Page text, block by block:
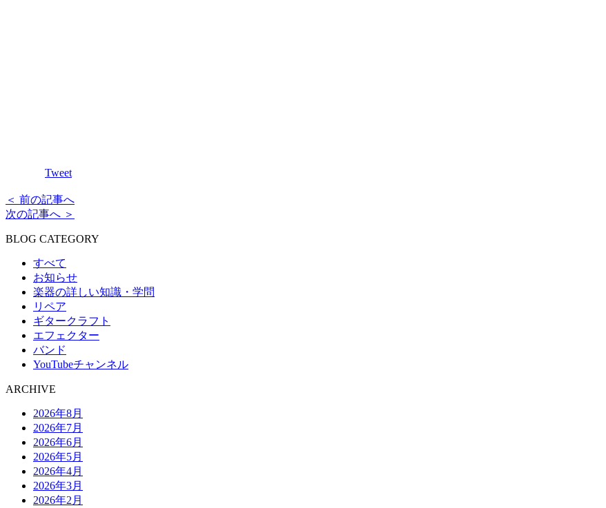
Tweet
＜ 前の記事へ
次の記事へ ＞
BLOG CATEGORY
すべて
お知らせ
楽器の詳しい知識・学問
リペア
ギタークラフト
エフェクター
バンド
YouTubeチャンネル
ARCHIVE
2026年8月
2026年7月
2026年6月
2026年5月
2026年4月
2026年3月
2026年2月